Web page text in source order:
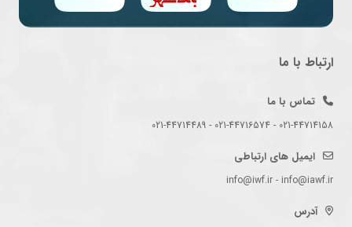
ارتباط با ما
تماس با ما
021-44714158 - 021-44716574 - 021-44714489
ایمیل های ارتباطی
info@iwf.ir - info@iawf.ir
آدرس